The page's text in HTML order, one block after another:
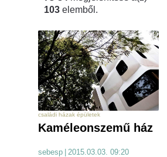
103 elemből.
családi házak épületek
Kaméleonszemű ház
sebesp | 2015.03.03. 09:20